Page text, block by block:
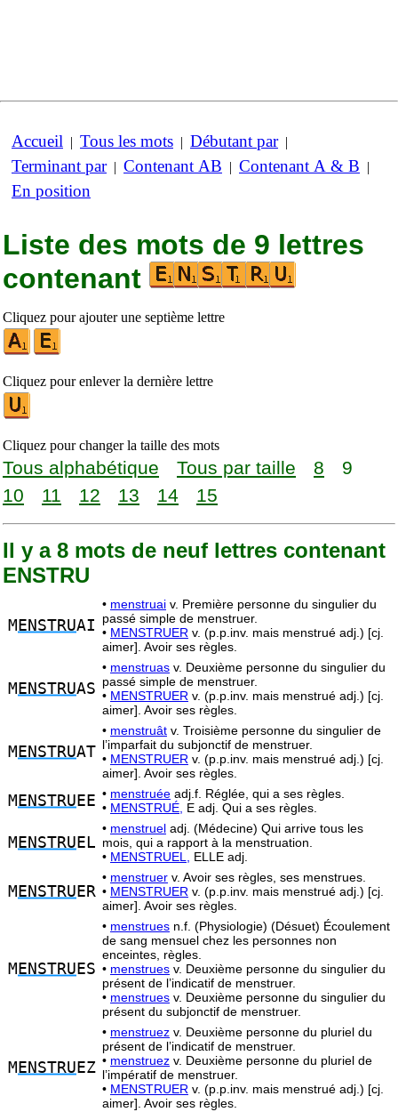
Accueil | Tous les mots | Débutant par|
Terminant par| Contenant AB | Contenant A & B |
En position
Liste des mots de 9 lettres
contenant
Cliquez pour ajouter une septième lettre
Cliquez pour enlever la dernière lettre
Cliquez pour changer la taille des mots
Tous alphabétique Tous par taille 8
9
10
11 12 13 14 15
Il y a 8 mots de neuf lettres contenant
ENSTRU
M ENSTRUAI
• menstruai v. Première personne du singulier du
passé simple de menstruer.
• MENSTRUER v. (p.p.inv. mais menstrué adj.) [cj.
aimer]. Avoir ses règles.
M ENSTRUAS
• menstruas v. Deuxième personne du singulier du
passé simple de menstruer.
• MENSTRUER v. (p.p.inv. mais menstrué adj.) [cj.
aimer]. Avoir ses règles.
M ENSTRUAT
• menstruât v. Troisième personne du singulier de
l’imparfait du subjonctif de menstruer.
• MENSTRUER v. (p.p.inv. mais menstrué adj.) [cj.
aimer]. Avoir ses règles.
M ENSTRU EE • menstruée adj.f. Réglée, qui a ses règles.
• MENSTRUÉ, E adj. Qui a ses règles.
M ENSTRU EL
• menstruel adj. (Médecine) Qui arrive tous les
mois, qui a rapport à la menstruation.
• MENSTRUEL, ELLE adj.
M ENSTRU ER
• menstruer v. Avoir ses règles, ses menstrues.
• MENSTRUER v. (p.p.inv. mais menstrué adj.) [cj.
aimer]. Avoir ses règles.
M ENSTRU ES
• menstrues n.f. (Physiologie) (Désuet) Écoulement
de sang mensuel chez les personnes non
enceintes, règles.
• menstrues v. Deuxième personne du singulier du
présent de l’indicatif de menstruer.
• menstrues v. Deuxième personne du singulier du
présent du subjonctif de menstruer.
M ENSTRU EZ
• menstruez v. Deuxième personne du pluriel du
présent de l’indicatif de menstruer.
• menstruez v. Deuxième personne du pluriel de
l’impératif de menstruer.
• MENSTRUER v. (p.p.inv. mais menstrué adj.) [cj.
aimer]. Avoir ses règles.